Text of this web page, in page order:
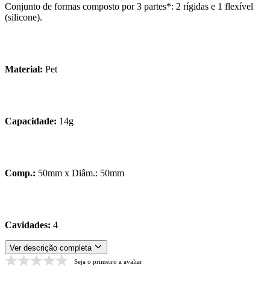
Conjunto de formas composto por 3 partes*: 2 rígidas e 1 flexível
(silicone).
Material: Pet
Capacidade: 14g
Comp.: 50mm x Diâm.: 50mm
Cavidades: 4
Ver descrição completa
Seja o primeiro a avaliar